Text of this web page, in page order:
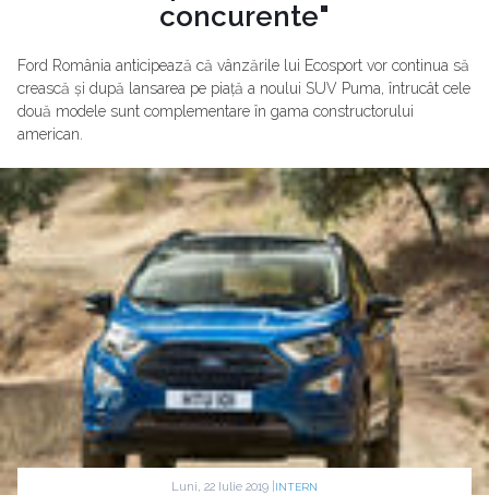
concurente"
Ford România anticipează că vânzările lui Ecosport vor continua să
crească și după lansarea pe piață a noului SUV Puma, întrucât cele
două modele sunt complementare în gama constructorului
american.
Luni, 22 Iulie 2019 | INTERN